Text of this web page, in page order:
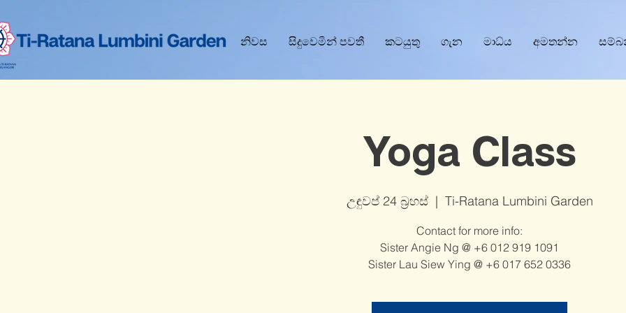
නිවස සිදුවෙමින් පවතී කටයුතු ගැන මාධ්ය අමතන්න
Yoga Class
උඳුවප් 24 බ්‍රහස්
  |
Ti-Ratana Lumbini Garden
Contact for more info:
Sister Angie Ng @ +6 012 919 1091
Sister Lau Siew Ying @ +6 017 652 0336